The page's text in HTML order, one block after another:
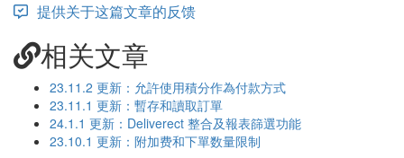
提供关于这篇文章的反馈
相关文章
23.11.2​ 更新：允許使用積分作為付款方式
23.11.1 更新：暫存和讀取訂單
24.1.1 ​更新：Deliverect 整合及報表篩選功能
23.10.1 更新：附加费和下單数量限制